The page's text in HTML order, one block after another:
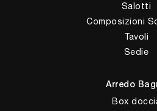
Salotti
Composizioni
Tavoli
Sedie
Arredo
Box